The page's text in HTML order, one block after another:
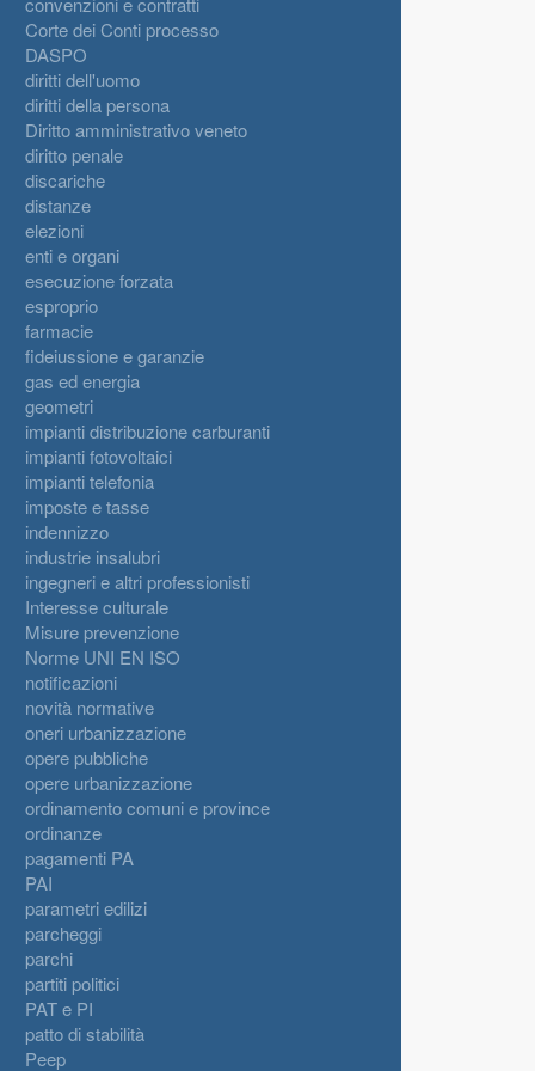
Corte dei Conti processo
DASPO
diritti dell'uomo
diritti della persona
Diritto amministrativo veneto
diritto penale
discariche
distanze
elezioni
enti e organi
esecuzione forzata
esproprio
farmacie
fideiussione e garanzie
gas ed energia
geometri
impianti distribuzione carburanti
impianti fotovoltaici
impianti telefonia
imposte e tasse
indennizzo
industrie insalubri
ingegneri e altri professionisti
Interesse culturale
Misure prevenzione
Norme UNI EN ISO
notificazioni
novità normative
oneri urbanizzazione
opere pubbliche
opere urbanizzazione
ordinamento comuni e province
ordinanze
pagamenti PA
PAI
parametri edilizi
parcheggi
parchi
partiti politici
PAT e PI
patto di stabilità
Peep